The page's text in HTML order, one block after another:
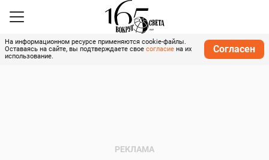
На информационном ресурсе применяются cookie-файлы.
Оставаясь на сайте, вы подтверждаете свое согласие на их
использование.
Согласен